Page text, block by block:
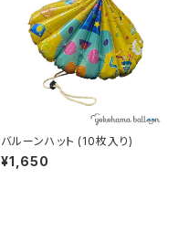
バルーンハット (10枚入り)
¥1,650